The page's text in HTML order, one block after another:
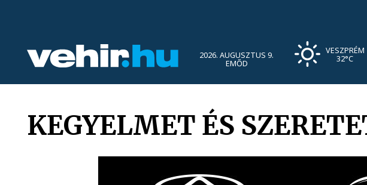
2026. AUGUSZTUS 9.
EMŐD
VESZPRÉM
32°C
KEGYELMET ÉS